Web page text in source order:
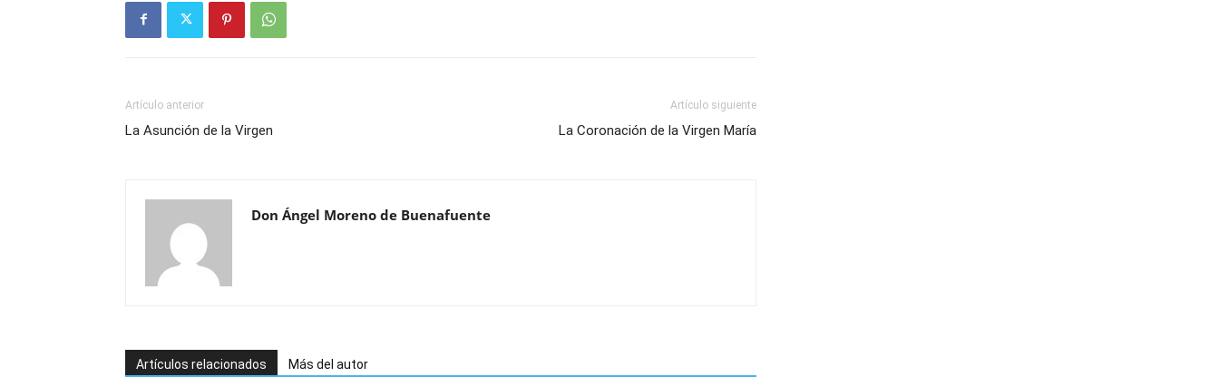
Artículo anterior
La Asunción de la Virgen
Artículo siguiente
La Coronación de la Virgen María
Don Ángel Moreno de Buenafuente
Artículos relacionados Más del autor